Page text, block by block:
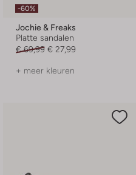
-60%
Jochie & Freaks
Platte sandalen
€ 69,99 € 27,99
+ meer kleuren